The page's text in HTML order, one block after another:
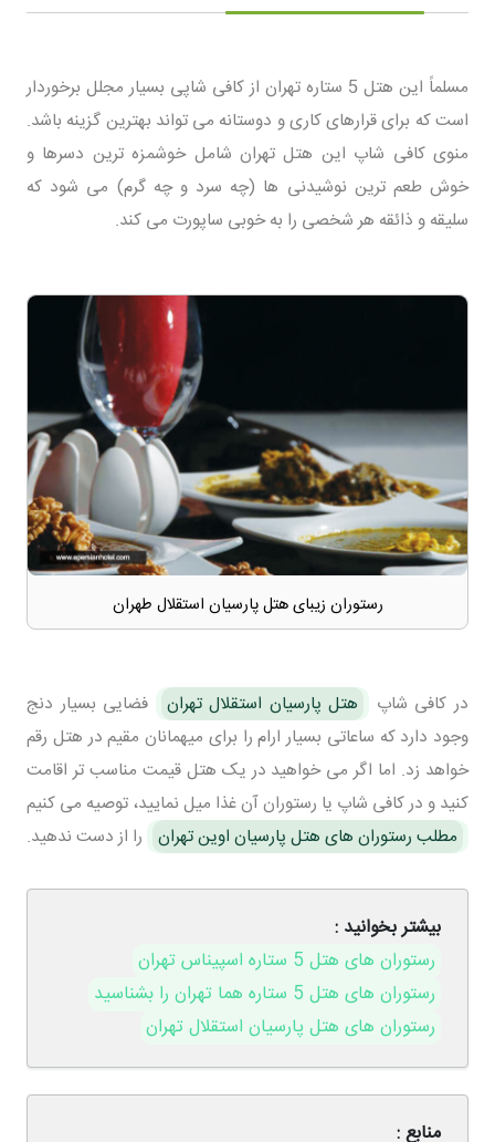
مسلماً این هتل 5 ستاره تهران از کافی شاپی بسیار مجلل برخوردار
است که برای قرارهای کاری و دوستانه می تواند بهترین گزینه باشد.
منوی کافی شاپ این هتل تهران شامل خوشمزه ترین دسرها و
خوش طعم ترین نوشیدنی ها (چه سرد و چه گرم) می شود که
سلیقه و ذائقه هر شخصی را به خوبی ساپورت می کند.
رستوران زیبای هتل پارسیان استقلال طهران
در کافی شاپ هتل پارسیان استقلال تهران
فضایی بسیار دنج
وجود دارد که ساعاتی بسیار ارام را برای میهمانان مقیم در هتل رقم
خواهد زد. اما اگر می خواهید در یک هتل قیمت مناسب تر اقامت
کنید و در کافی شاپ یا رستوران آن غذا میل نمایید، توصیه می کنیم
مطلب رستوران های هتل پارسیان اوین تهران را از دست ندهید.
بیشتر بخوانید :
رستوران های هتل 5 ستاره اسپیناس تهران
رستوران های هتل 5 ستاره هما تهران را بشناسید
رستوران های هتل پارسیان استقلال تهران
منابع :